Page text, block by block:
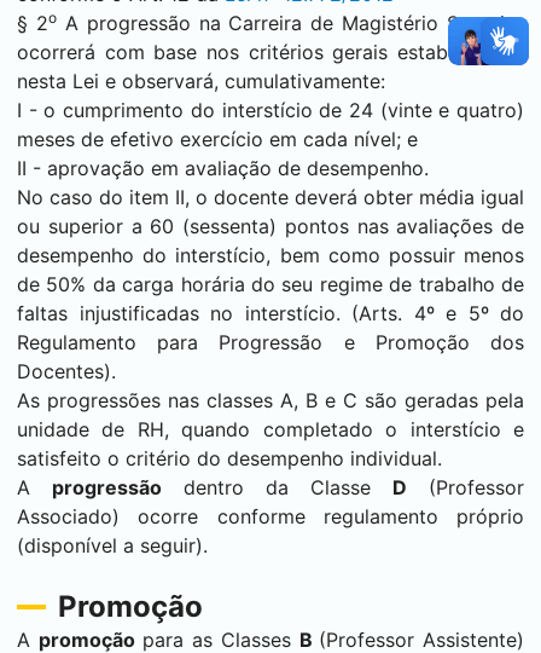
§ 2oA progressão na Carreira de Magistério Superior
ocorrerá com base nos critérios gerais estabelecidos
nesta Lei e observará, cumulativamente:
I - o cumprimento do interstício de 24 (vinte e quatro)
meses de efetivo exercício em cada nível; e
II - aprovação em avaliação de desempenho.
No caso do item II, o docente deverá obter média igual
ou superior a 60 (sessenta) pontos nas avaliações de
desempenho do interstício, bem como possuir menos
de 50% da carga horária do seu regime de trabalho de
faltas injustificadas no interstício. (Arts. 4º e 5º do
Regulamento para Progressão e Promoção dos
Docentes).
As progressões nas classes A, B e C são geradas pela
unidade de RH, quando completado o interstício e
satisfeito o critério do desempenho individual.
A progressão dentro da Classe D (Professor
Associado) ocorre conforme regulamento próprio
(disponível a seguir).
Promoção
A promoçãopara as Classes B (Professor Assistente)